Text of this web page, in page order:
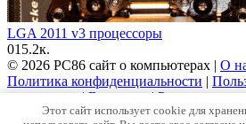
LGA 2011 v3 процессоры
015.2к.
© 2026 PC86 сайт о компьютерах | О
Политика конфиденциальности |
соглашение|Вакансии|
Этот сайт использует cookie для